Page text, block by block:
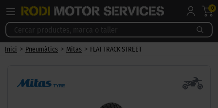
0
Inici > Pneumàtics > Mitas > FLAT TRACK STREET